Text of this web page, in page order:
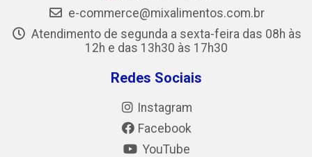
e-commerce@mixalimentos.com.br
Atendimento de segunda a sexta-feira das 08h às
12h e das 13h30 às 17h30
Redes Sociais
Instagram
Facebook
YouTube